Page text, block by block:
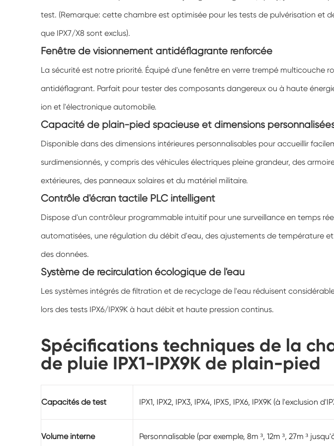
d'humidité
et d'humidité
Mèche humide pour
d'humidité
Humidité Chambre
Chambre d'altitude
négative
Chambre de chaleur
Dispositifs de test de
photovoltaïques
Chambre du climat
Chambre de test de
Chambre de
test. (Remarque: cette chambre est optimisée pour les tests de pulvérisation et
que IPX7/X8 sont exclus).
Fenêtre de visionnement antidéflagrante renforcée
La sécurité est notre priorité. Équipé d'une fenêtre en verre trempé multicouche
antidéflagrant. Parfait pour tester des composants dangereux ou à haute
ion et l'électronique automobile.
Capacité de plain-pied spacieuse et dimensions
Disponible dans des dimensions intérieures personnalisables pour accueillir
surdimensionnés, y compris des véhicules électriques pleine grandeur, des
extérieures, des panneaux solaires et du matériel militaire.
Contrôle d'écran tactile PLC intelligent
Dispose d'un contrôleur programmable intuitif pour une surveillance en temps
automatisées, une régulation du débit d'eau, des ajustements de température
des données.
Système de recirculation écologique de l'eau
Les systèmes intégrés de filtration et de recyclage de l'eau réduisent
lors des tests IPX6/IPX9K à haut débit et haute pression continus.
Spécifications techniques de la
de pluie IPX1-IPX9K de plain-pied
Capacités de test IPX1, IPX2, IPX3, IPX4, IPX5, IPX6, IPX9K (à l'exclusion
Volume interne Personnalisable (par exemple, 8m ³, 12m ³, 27m ³